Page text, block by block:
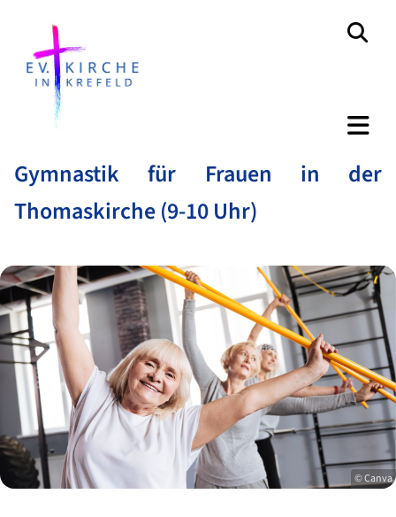
Gymnastik für Frauen in der
Thomaskirche (9-10 Uhr)
© Canva